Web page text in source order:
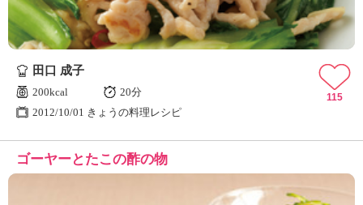
田口 成子
200kcal
20分
2012/10/01 きょうの料理レシピ
115
ゴーヤーとたこの酢の物